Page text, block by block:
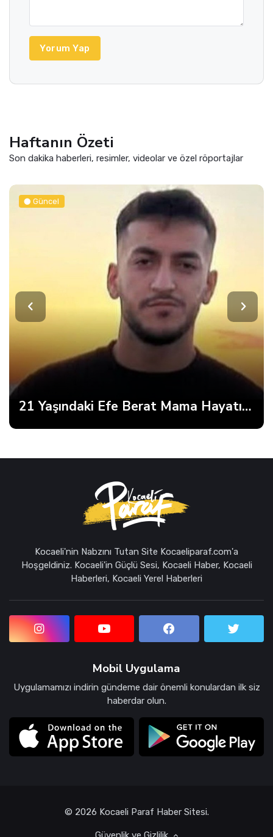
Yorum Yap
Haftanın Özeti
Son dakika haberleri, resimler, videolar ve özel röportajlar
Güncel
21 Yaşındaki Efe Berat Mama Hayatını Kaybetti
Kocaeli'nin Nabzını Tutan Site Kocaeliparaf.com'a
Hoşgeldiniz. Kocaeli'in Güçlü Sesi, Kocaeli Haber, Kocaeli
Haberleri, Kocaeli Yerel Haberleri
Mobil Uygulama
Uygulamamızı indirin gündeme dair önemli konulardan ilk siz
haberdar olun.
© 2026 Kocaeli Paraf Haber Sitesi.